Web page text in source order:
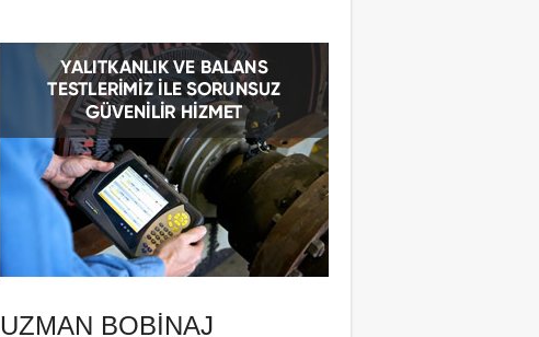
UZMAN BOBINAJ